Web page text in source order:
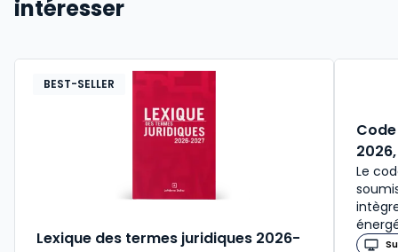
intéresser
BEST-SELLER
Lexique des termes juridiques 2026-
Le